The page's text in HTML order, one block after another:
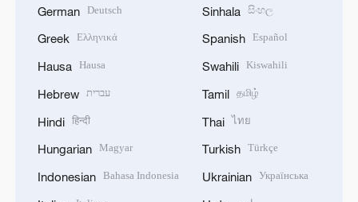
German Deutsch
Greek Ελληνικά
Hausa Hausa
Hebrew עברית
Hindi हिन्दी
Hungarian Magyar
Indonesian Bahasa Indonesia
Sinhala සිංහල
Spanish Español
Swahili Kiswahili
Tamil தமிழ்
Thai ไทย
Turkish Türkçe
Ukrainian Українська